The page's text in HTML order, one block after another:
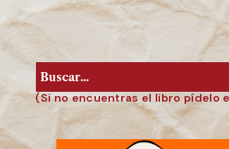
(Si no encuentras el libro pídelo